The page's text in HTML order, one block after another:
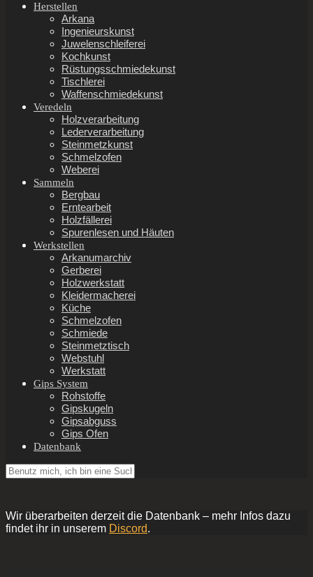
Menu Herstellen
Arkana
Ingenieurskunst
Juwelenschleiferei
Kochkunst
Rüstungsschmiedekunst
Tischlerei
Waffenschmiedekunst
Veredeln
Holzverarbeitung
Lederverarbeitung
Steinmetzkunst
Schmelzofen
Weberei
Sammeln
Bergbau
Erntearbeit
Holzfällerei
Spurenlesen und Häuten
Werkstellen
Arkanumarchiv
Gerberei
Holzwerkstatt
Kleidermacherei
Küche
Schmelzofen
Schmiede
Steinmetztisch
Webstuhl
Werkstatt
Gips System
Rohstoffe
Gipskugeln
Gipsabguss
Gips Ofen
Datenbank
Wir überarbeiten derzeit die Datenbank – mehr Infos dazu
findet ihr in unserem Discord.